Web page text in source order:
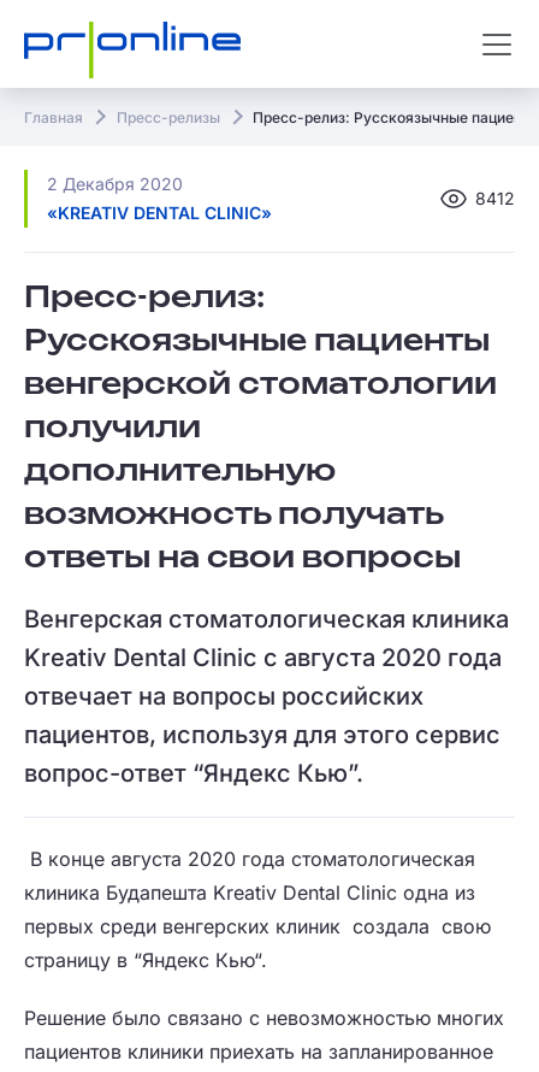
Главная Пресс-релизы Пресс-релиз: Русскоязычные
2 Декабря 2020
«KREATIV DENTAL CLINIC»
8412
Пресс-релиз:
Русскоязычные пациенты
венгерской стоматологии
получили
дополнительную
возможность получать
ответы на свои вопросы
Венгерская стоматологическая клиника
Kreativ Dental Clinic с августа 2020 года
отвечает на вопросы российских
пациентов, используя для этого сервис
вопрос-ответ “Яндекс Кью”.
В конце августа 2020 года стоматологическая
клиника Будапешта Kreativ Dental Clinic одна из
первых среди венгерских клиник создала свою
страницу в “Яндекс Кью“.
Решение было связано с невозможностью многих
пациентов клиники приехать на запланированное